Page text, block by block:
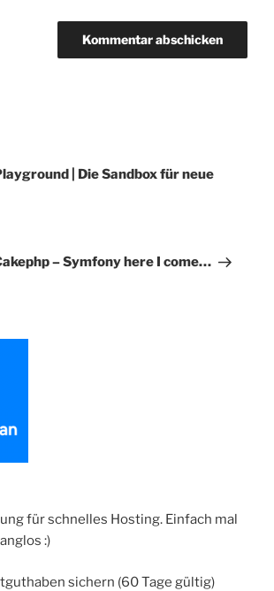
| Die Sandbox für neue
– Symfony here I come…
für schnelles Hosting. Einfach mal
:)
sichern (60 Tage gültig)